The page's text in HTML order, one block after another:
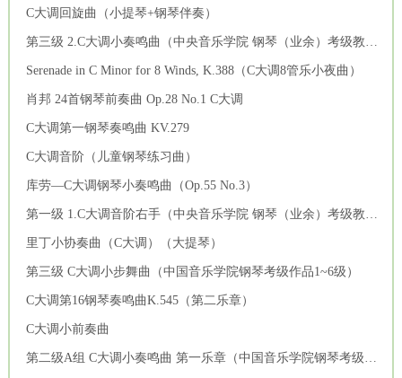
C大调回旋曲（小提琴+钢琴伴奏）
第三级 2.C大调小奏鸣曲（中央音乐学院 钢琴（业余）考级教程 1-3级）
Serenade in C Minor for 8 Winds, K.388（C大调8管乐小夜曲）
肖邦 24首钢琴前奏曲 Op.28 No.1 C大调
C大调第一钢琴奏鸣曲 KV.279
C大调音阶（儿童钢琴练习曲）
库劳—C大调钢琴小奏鸣曲（Op.55 No.3）
第一级 1.C大调音阶右手（中央音乐学院 钢琴（业余）考级教程 1-3级）
里丁小协奏曲（C大调）（大提琴）
第三级 C大调小步舞曲（中国音乐学院钢琴考级作品1~6级）
C大调第16钢琴奏鸣曲K.545（第二乐章）
C大调小前奏曲
第二级A组 C大调小奏鸣曲 第一乐章（中国音乐学院钢琴考级作品1~6级）